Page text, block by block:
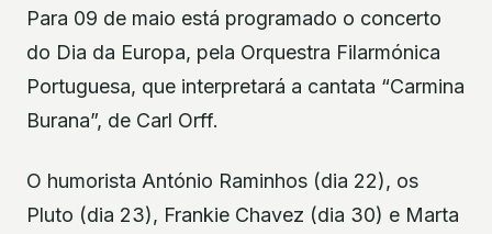
Para 09 de maio está programado o concerto
do Dia da Europa, pela Orquestra Filarmónica
Portuguesa, que interpretará a cantata “Carmina
Burana”, de Carl Orff.
O humorista António Raminhos (dia 22), os
Pluto (dia 23), Frankie Chavez (dia 30) e Marta